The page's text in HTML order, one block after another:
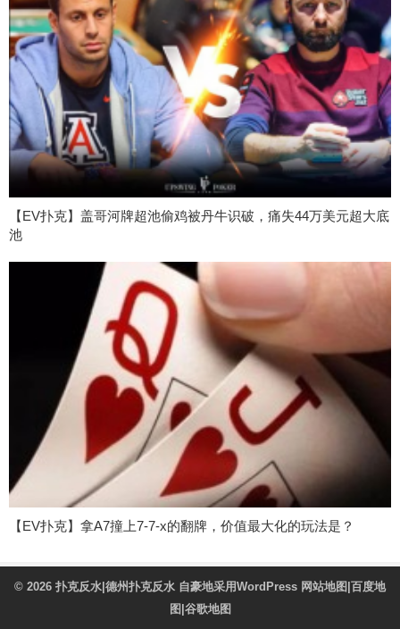
【EV扑克】盖哥河牌超池偷鸡被丹牛识破，痛失44万美元超大底
池
【EV扑克】拿A7撞上7-7-x的翻牌，价值最大化的玩法是？
© 2026 扑克反水|德州扑克反水 自豪地采用WordPress 网站地图 百度地
图 谷歌地图